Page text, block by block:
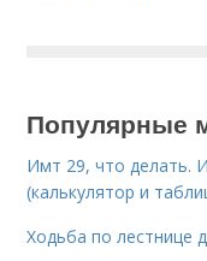
Популярные
Имт 29, что делать.
(калькулятор и
Ходьба по лестнице